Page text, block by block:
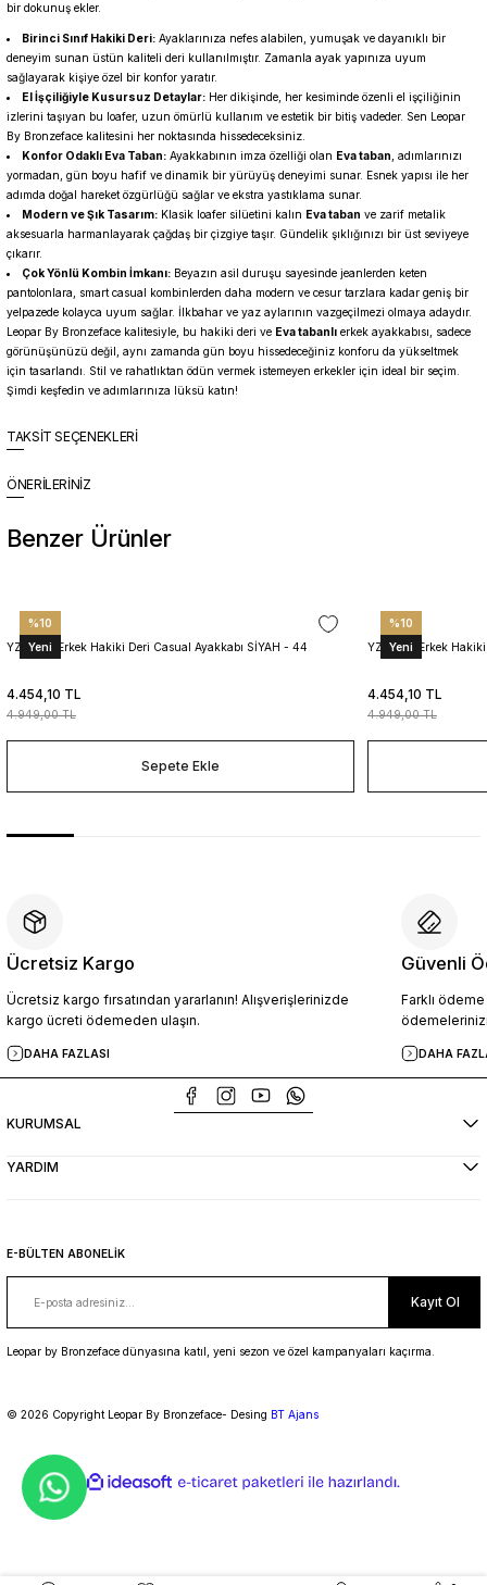
bir dokunuş ekler.
Birinci Sınıf Hakiki Deri: Ayaklarınıza nefes alabilen, yumuşak ve dayanıklı bir
deneyim sunan üstün kaliteli deri kullanılmıştır. Zamanla ayak yapınıza uyum
sağlayarak kişiye özel bir konfor yaratır.
El İşçiliğiyle Kusursuz Detaylar: Her dikişinde, her kesiminde özenli el işçiliğinin
izlerini taşıyan bu loafer, uzun ömürlü kullanım ve estetik bir bitiş vadeder. Sen Leopar
By Bronzeface kalitesini her noktasında hissedeceksiniz.
Konfor Odaklı Eva Taban: Ayakkabının imza özelliği olan Eva taban , adımlarınızı
yormadan, gün boyu hafif ve dinamik bir yürüyüş deneyimi sunar. Esnek yapısı ile her
adımda doğal hareket özgürlüğü sağlar ve ekstra yastıklama sunar.
Modern ve Şık Tasarım: Klasik loafer silüetini kalın Eva taban ve zarif metalik
aksesuarla harmanlayarak çağdaş bir çizgiye taşır. Gündelik şıklığınızı bir üst seviyeye
çıkarır.
Çok Yönlü Kombin İmkanı: Beyazın asil duruşu sayesinde jeanlerden keten
pantolonlara, smart casual kombinlerden daha modern ve cesur tarzlara kadar geniş bir
yelpazede kolayca uyum sağlar. İlkbahar ve yaz aylarının vazgeçilmezi olmaya adaydır.
Leopar By Bronzeface kalitesiyle, bu hakiki deri ve Eva tabanlı erkek ayakkabısı, sadece
görünüşünüzü değil, aynı zamanda gün boyu hissedeceğiniz konforu da yükseltmek
için tasarlandı. Stil ve rahatlıktan ödün vermek istemeyen erkekler için ideal bir seçim.
Şimdi keşfedin ve adımlarınıza lüksü katın!
TAKSİT SEÇENEKLERİ
ÖNERİLERİNİZ
Benzer Ürünler
%10
Yeni
YZN1014 Erkek Hakiki Deri Casual Ayakkabı SİYAH - 44
4.454,10 TL
4.949,00 TL
Sepete Ekle
%10
Yeni
YZN1014 Erkek
4.454,10 TL
4.949,00 TL
Ücretsiz Kargo
Ücretsiz kargo fırsatından yararlanın! Alışverişlerinizde
kargo ücreti ödemeden ulaşın.
DAHA FAZLASI
Güvenli
Farklı
DAHA
KURUMSAL
YARDIM
E-BÜLTEN ABONELİK
Kayıt Ol
Leopar by Bronzeface dünyasına katıl, yeni sezon ve özel kampanyaları kaçırma.
© 2026 Copyright Leopar By Bronzeface- Desing BT Ajans
ideasoft
e-